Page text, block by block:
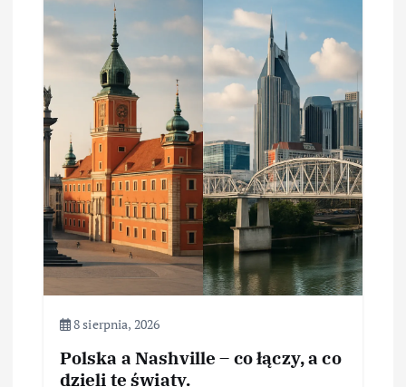
8 sierpnia, 2026
Polska a Nashville – co łączy, a co
dzieli te światy.